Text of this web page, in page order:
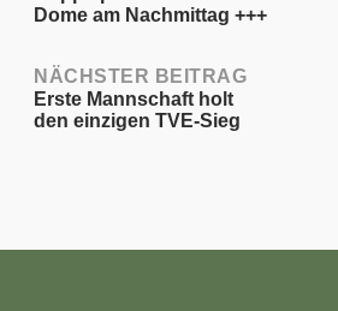
Dome am Nachmittag +++
NÄCHSTER BEITRAG
Erste Mannschaft holt
den einzigen TVE-Sieg